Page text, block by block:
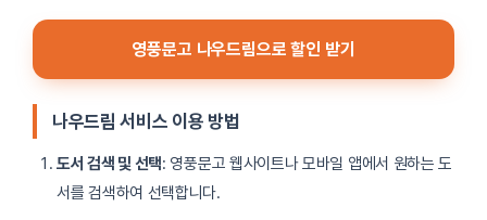
영풍문고 나우드림으로 할인 받기
나우드림 서비스 이용 방법
도서 검색 및 선택: 영풍문고 웹사이트나 모바일 앱에서 원하는 도
서를 검색하여 선택합니다.